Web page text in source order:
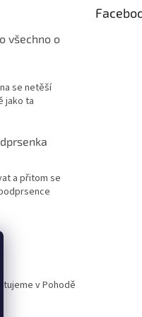
všechno o
se netěší
jako ta
a přitom se
Účtujeme v Pohodě